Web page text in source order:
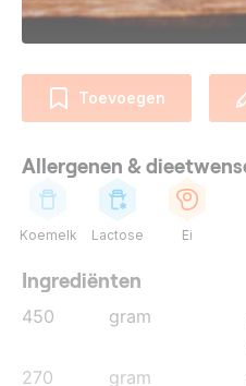
Toevoegen
Allergenen &
Koemelk Lactose Ei
Ingrediënten
450 gram
270
gram